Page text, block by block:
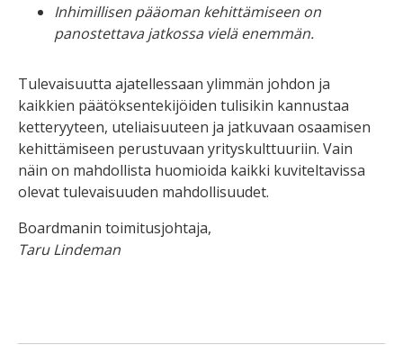
Inhimillisen pääoman kehittämiseen on
panostettava jatkossa vielä enemmän.
Tulevaisuutta ajatellessaan ylimmän johdon ja
kaikkien päätöksentekijöiden tulisikin kannustaa
ketteryyteen, uteliaisuuteen ja jatkuvaan osaamisen
kehittämiseen perustuvaan yrityskulttuuriin. Vain
näin on mahdollista huomioida kaikki kuviteltavissa
olevat tulevaisuuden mahdollisuudet.
Boardmanin toimitusjohtaja,
Taru Lindeman